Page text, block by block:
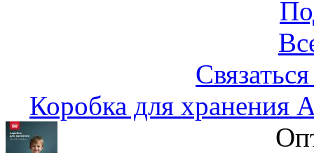
Коробка для хранения